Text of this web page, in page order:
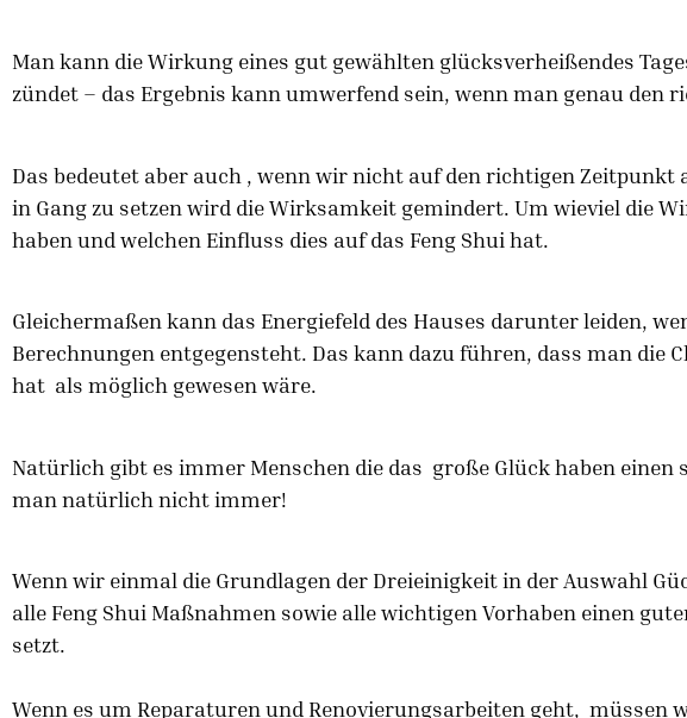
Man kann die Wirkung eines gut gewählten glücksverheißendes
zündet – das Ergebnis kann umwerfend sein, wenn man genau den
Das bedeutet aber auch , wenn wir nicht auf den richtigen
in Gang zu setzen wird die Wirksamkeit gemindert. Um wieviel die
haben und welchen Einfluss dies auf das Feng Shui hat.
Gleichermaßen kann das Energiefeld des Hauses darunter leiden,
Berechnungen entgegensteht. Das kann dazu führen, dass man die
hat als möglich gewesen wäre.
Natürlich gibt es immer Menschen die das große Glück haben einen
man natürlich nicht immer!
Wenn wir einmal die Grundlagen der Dreieinigkeit in der Auswahl
alle Feng Shui Maßnahmen sowie alle wichtigen Vorhaben einen
setzt.
Wenn es um Reparaturen und Renovierungsarbeiten geht, müssen